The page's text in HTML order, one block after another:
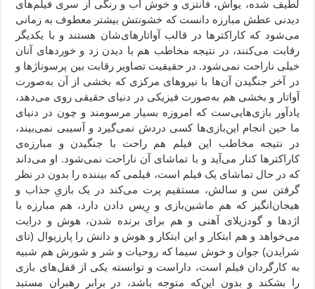
لطیف شده، یواش، فانتزی و خوش آب و رنگی از سری فیلم‌‌های
دیدنی عطش مبارزه دانست که خشونتش بیشتر معطوف به زمانی
می‌شود که کاراکترها در قالب آواتارهای‌شان هستند و با یکدیگر
رقابت می‌کنند، در نتیجه مخاطب هم با دیدن زد و خوردهای آنان
خیلی ناراحت نمی‌شود. در حقیقیت تصاویر رقابت بین پرسوناژها و
در آخر جنگیدن آن‌ها با نیروهای مرکزی که بخشی از آن به‌صورت
آواتار و بخشی هم به‌صورت فیزیکی در دنیای حقیقی روی می‌دهد،
یادآور بازی‌هایی‌ست که امروزه بسیار مرسومند و چون در دنیای
ما حین انجام این‌بازی‌ها کسی دردش نمی‌گیرد و آسیبی نمی‌بیند،
در نتیجه مخاطب این فیلم هم راحت با جنگیدن و مبارزه‌ی
کاراکترها کنار می‌آید و با تماشای آن ناراحت نمی‌شود. او می‌داند
که در حال تماشای یک فیلم است، فیلمی که بیننده را بدون در نظر
گرفتن سن و سالش، مستقیم پرت می‌کند در یک بازیِ جذاب و
هیجان‌انگیز که هم ماشین‌بازی و رِیس دادن دارد، هم مبارزه با
اژدها و گودزیلای آهنی و هم برای برنده شدن، هوش و درایت
می‌خواهد و هم ابتکار و این ابتکار و هوش و دانش را پارزیوال (تای
شرایدن) جوان و خوش سیما که روحیات و شر و شورش هم شبیه
به کارگردان فیلم است، داراست و توانسته یکی از قفل‌های بازی
را بشکند و بدون این‌که متوجه باشد، در برابر رهبران مستبد